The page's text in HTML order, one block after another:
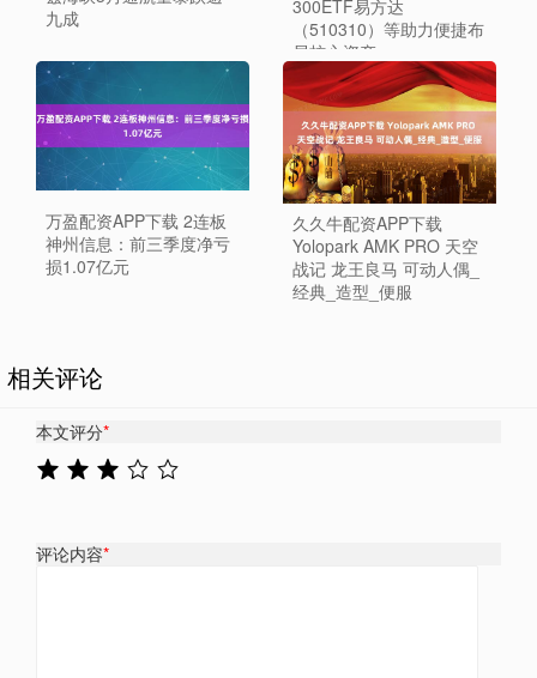
九成
300ETF易方达
（510310）等助力便捷布
局核心资产
万盈配资APP下载 2连板
神州信息：前三季度净亏
损1.07亿元
久久牛配资APP下载
Yolopark AMK PRO 天空
战记 龙王良马 可动人偶_
经典_造型_便服
相关评论
本文评分*
评论内容*